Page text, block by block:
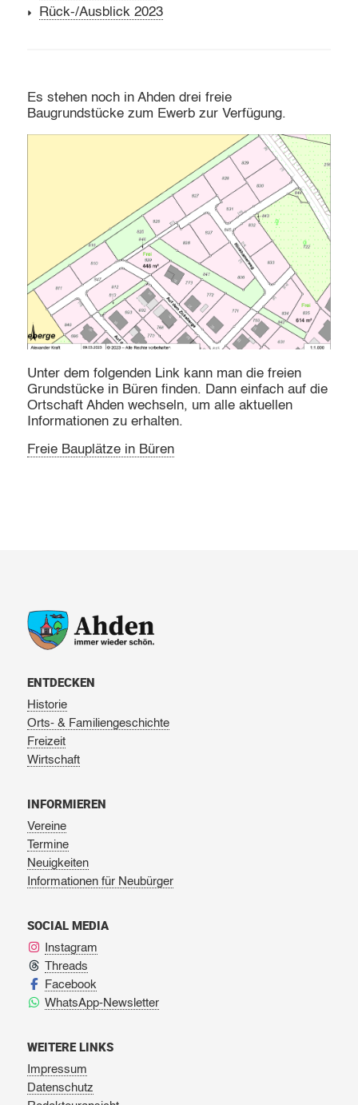
Rück-/Ausblick 2023
Es stehen noch in Ahden drei freie
Baugrundstücke zum Ewerb zur Verfügung.
Unter dem folgenden Link kann man die freien
Grundstücke in Büren finden. Dann einfach auf die
Ortschaft Ahden wechseln, um alle aktuellen
Informationen zu erhalten.
Freie Bauplätze in Büren
ENTDECKEN
Historie
Orts- & Familiengeschichte
Freizeit
Wirtschaft
INFORMIEREN
Vereine
Termine
Neuigkeiten
Informationen für Neubürger
SOCIAL MEDIA
Instagram
Threads
Facebook
WhatsApp-Newsletter
WEITERE LINKS
Impressum
Datenschutz